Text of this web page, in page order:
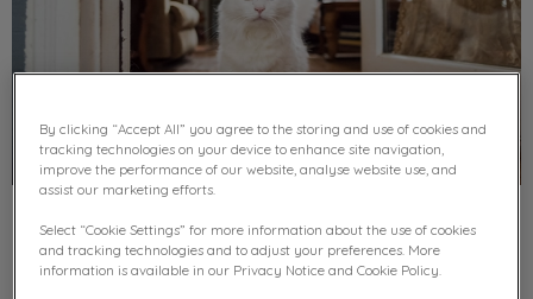
Verzekering
Dit zijn betrouwbare websites waar je een
By clicking “Accept All” you agree to the storing and use of cookies and
tracking technologies on your device to enhance site navigation,
improve the performance of our website, analyse website use, and
assist our marketing efforts.
Select “Cookie Settings” for more information about the use of cookies
and tracking technologies and to adjust your preferences. More
information is available in our Privacy Notice and Cookie Policy.